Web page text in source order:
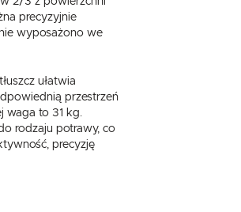
precyzyjnie
wyposażono we
ułatwia
przestrzeń
to 31 kg.
rodzaju potrawy, co
precyzję